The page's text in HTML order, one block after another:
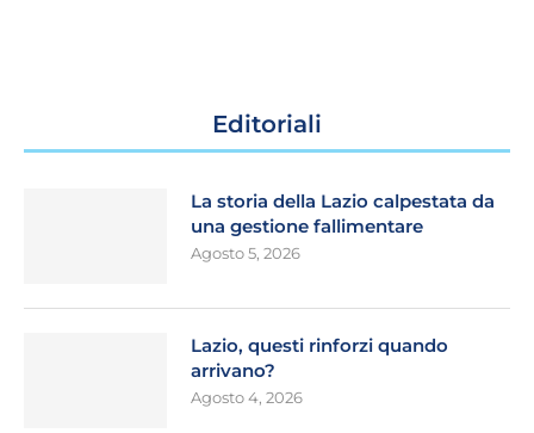
Editoriali
La storia della Lazio calpestata da
una gestione fallimentare
Agosto 5, 2026
Lazio, questi rinforzi quando
arrivano?
Agosto 4, 2026